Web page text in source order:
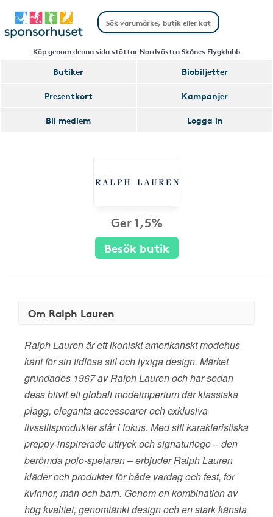
Köp genom denna sida stöttar Nordvästra Skånes Flygklubb
Butiker
Biobiljetter
Presentkort
Kampanjer
Bli medlem
Logga in
Ger 1,5%
Besök butik
Om Ralph Lauren
Ralph Lauren är ett ikoniskt amerikanskt modehus
känt för sin tidlösa stil och lyxiga design. Märket
grundades 1967 av Ralph Lauren och har sedan
dess blivit ett globalt modeimperium där klassiska
plagg, eleganta accessoarer och exklusiva
livsstilsprodukter står i fokus. Med sitt karakteristiska
preppy-inspirerade uttryck och signaturlogo – den
berömda polo-spelaren – erbjuder Ralph Lauren
kläder och produkter för både vardag och fest, för
kvinnor, män och barn. Genom en kombination av
hög kvalitet, genomtänkt design och en stark känsla